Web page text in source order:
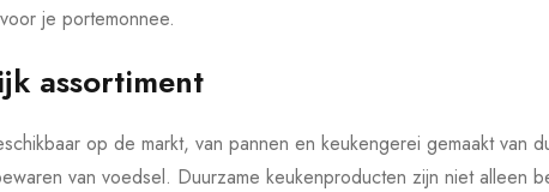
je portemonnee.
assortiment
op de markt, van pannen en keukengerei gemaakt van
van voedsel. Duurzame keukenproducten zijn niet alleen